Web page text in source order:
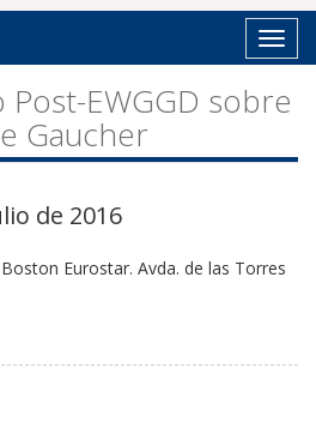
EWGGD sobre
Gaucher
de 2016
Eurostar. Avda. de las Torres